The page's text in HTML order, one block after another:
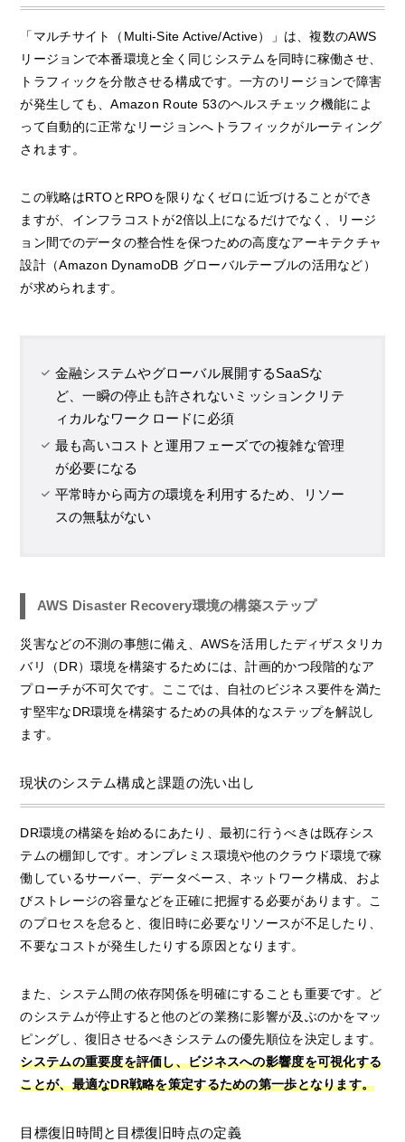
「マルチサイト（Multi-Site Active/Active）」は、複数のAWS
リージョンで本番環境と全く同じシステムを同時に稼働させ、
トラフィックを分散させる構成です。一方のリージョンで障害
が発生しても、Amazon Route 53のヘルスチェック機能によ
って自動的に正常なリージョンへトラフィックがルーティング
されます。
この戦略はRTOとRPOを限りなくゼロに近づけることができ
ますが、インフラコストが2倍以上になるだけでなく、リージ
ョン間でのデータの整合性を保つための高度なアーキテクチャ
設計（Amazon DynamoDB グローバルテーブルの活用など）
が求められます。
金融システムやグローバル展開するSaaSな
ど、一瞬の停止も許されないミッションクリテ
ィカルなワークロードに必須
最も高いコストと運用フェーズでの複雑な管理
が必要になる
平常時から両方の環境を利用するため、リソー
スの無駄がない
AWS Disaster Recovery環境の構築ステップ
災害などの不測の事態に備え、AWSを活用したディザスタリカ
バリ（DR）環境を構築するためには、計画的かつ段階的なア
プローチが不可欠です。ここでは、自社のビジネス要件を満た
す堅牢なDR環境を構築するための具体的なステップを解説し
ます。
現状のシステム構成と課題の洗い出し
DR環境の構築を始めるにあたり、最初に行うべきは既存シス
テムの棚卸しです。オンプレミス環境や他のクラウド環境で稼
働しているサーバー、データベース、ネットワーク構成、およ
びストレージの容量などを正確に把握する必要があります。こ
のプロセスを怠ると、復旧時に必要なリソースが不足したり、
不要なコストが発生したりする原因となります。
また、システム間の依存関係を明確にすることも重要です。ど
のシステムが停止すると他のどの業務に影響が及ぶのかをマッ
ピングし、復旧させるべきシステムの優先順位を決定します。
システムの重要度を評価し、ビジネスへの影響度を可視化する
ことが、最適なDR戦略を策定するための第一歩となります。
目標復旧時間と目標復旧時点の定義